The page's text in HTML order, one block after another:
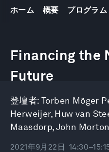
ホーム 概要 プログラム
Financing the
Future
登壇者: Torben Möger
Herweijer, Huw van
Maasdorp,John Morton
2021年9月22日
seconds
of
minutes,
54